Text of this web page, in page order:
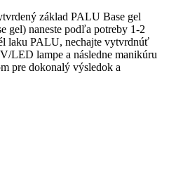
základ PALU Base gel
gel) naneste podľa potreby 1-2
laku PALU, nechajte vytvrdnúť
LED lampe a následne manikúru
pre dokonalý výsledok a